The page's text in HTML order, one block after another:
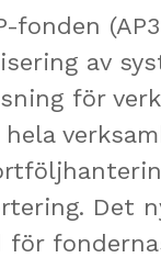
fonden
av
för
Det